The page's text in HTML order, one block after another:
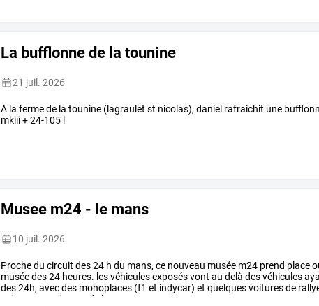
La bufflonne de la tounine
21 juil. 2026
A la ferme de la tounine (lagraulet st nicolas), daniel rafraichit une
mkiii + 24-105 l
Musee m24 - le mans
10 juil. 2026
Prochedu circuit des24 h du mans, ce nouveau musée m24 prend place
muséedes24 heures. lesvéhiculesexposésvont au delà desvéhicules
des24h, avecdes monoplaces (f1 et indycar) et quelquesvoituresde
voitures
issues de la